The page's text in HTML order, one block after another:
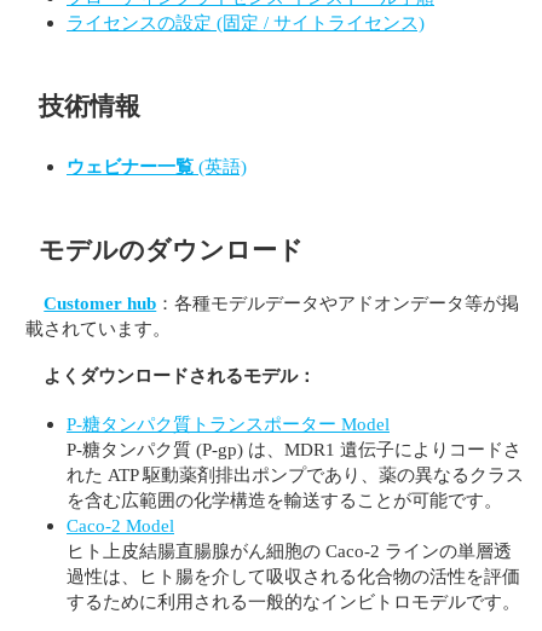
ライセンスの設定 (固定 / サイトライセンス)
技術情報
ウェビナー一覧 (英語)
モデルのダウンロード
Customer hub ：各種モデルデータやアドオンデータ等が掲
載されています。
よくダウンロードされるモデル：
P-糖タンパク質トランスポーター Model
P-糖タンパク質 (P-gp) は、MDR1 遺伝子によりコードさ
れた ATP 駆動薬剤排出ポンプであり、薬の異なるクラス
を含む広範囲の化学構造を輸送することが可能です。
Caco-2 Model
ヒト上皮結腸直腸腺がん細胞の Caco-2 ラインの単層透
過性は、ヒト腸を介して吸収される化合物の活性を評価
するために利用される一般的なインビトロモデルです。